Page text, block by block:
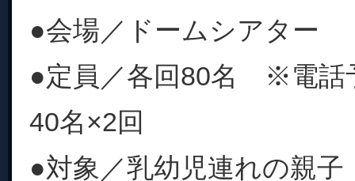
●会場／ドームシアター
●定員／各回80名 ※電話
40名×2回
●対象／乳幼児連れの親子